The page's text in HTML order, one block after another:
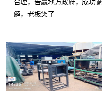
合理，告赢地方政府，成功调
解，老板笑了